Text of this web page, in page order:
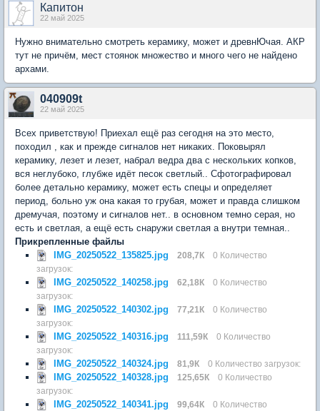
Капитон
22 май 2025
Нужно внимательно смотреть керамику, может и древнЮчая. АКР
тут не причём, мест стоянок множество и много чего не найдено
архами.
040909t
22 май 2025
Всех приветствую! Приехал ещё раз сегодня на это место,
походил , как и прежде сигналов нет никаких. Поковырял
керамику, лезет и лезет, набрал ведра два с нескольких копков,
вся неглубоко, глубже идёт песок светлый.. Сфотографировал
более детально керамику, может есть спецы и определяет
период, больно уж она какая то грубая, может и правда слишком
дремучая, поэтому и сигналов нет.. в основном темно серая, но
есть и светлая, а ещё есть снаружи светлая а внутри темная..
Прикрепленные файлы
IMG_20250522_135825.jpg
208,7К
0 Количество
загрузок:
IMG_20250522_140258.jpg 62,18К
0 Количество
загрузок:
IMG_20250522_140302.jpg 77,21К
0 Количество
загрузок:
IMG_20250522_140316.jpg 111,59К
0 Количество
загрузок:
IMG_20250522_140324.jpg 81,9К 0 Количество загрузок:
IMG_20250522_140328.jpg 125,65К
0 Количество
загрузок:
IMG_20250522_140341.jpg 99,64К 0 Количество